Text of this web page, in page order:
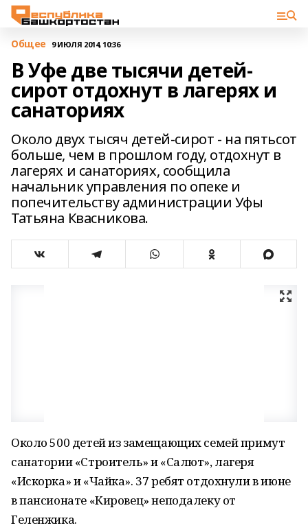
Общее 9 ИЮЛЯ 2014, 10:36
В Уфе две тысячи детей-
сирот отдохнут в лагерях и
санаториях
Около двух тысяч детей-сирот - на пятьсот
больше, чем в прошлом году, отдохнут в
лагерях и санаториях, сообщила
начальник управления по опеке и
попечительству администрации Уфы
Татьяна Квасникова.
Около 500 детей из замещающих семей примут
санатории «Строитель» и «Салют», лагеря
«Искорка» и «Чайка». 37 ребят отдохнули в июне
в пансионате «Кировец» неподалеку от
Геленжика.